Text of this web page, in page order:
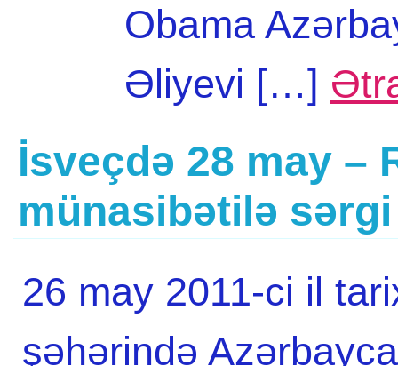
Obama
Əliyevi […]
İsveçdə 28 may –
münasibətilə
26 may 2011-ci il
şəhərində